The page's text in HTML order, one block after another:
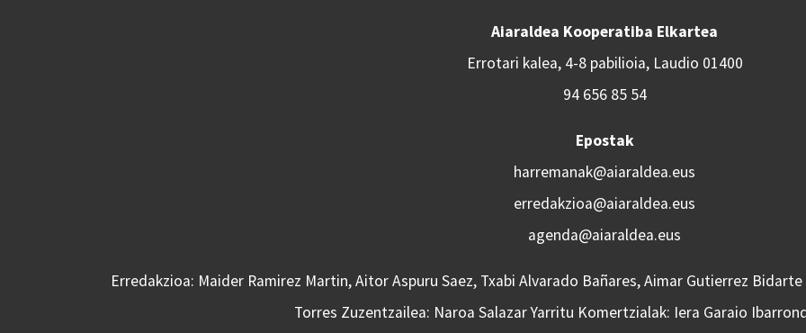
Aiaraldea Kooperatiba Elkartea
Errotari kalea, 4-8 pabilioia, Laudio 01400
94 656 85 54
Epostak
harremanak@aiaraldea.eus
erredakzioa@aiaraldea.eus
agenda@aiaraldea.eus
Erredakzioa: Maider Ramirez Martin, Aitor Aspuru Saez, Txabi Alvarado Bañares, Aimar Gutierrez
Torres Zuzentzailea: Naroa Salazar Yarritu Komertzialak: Iera Garaio